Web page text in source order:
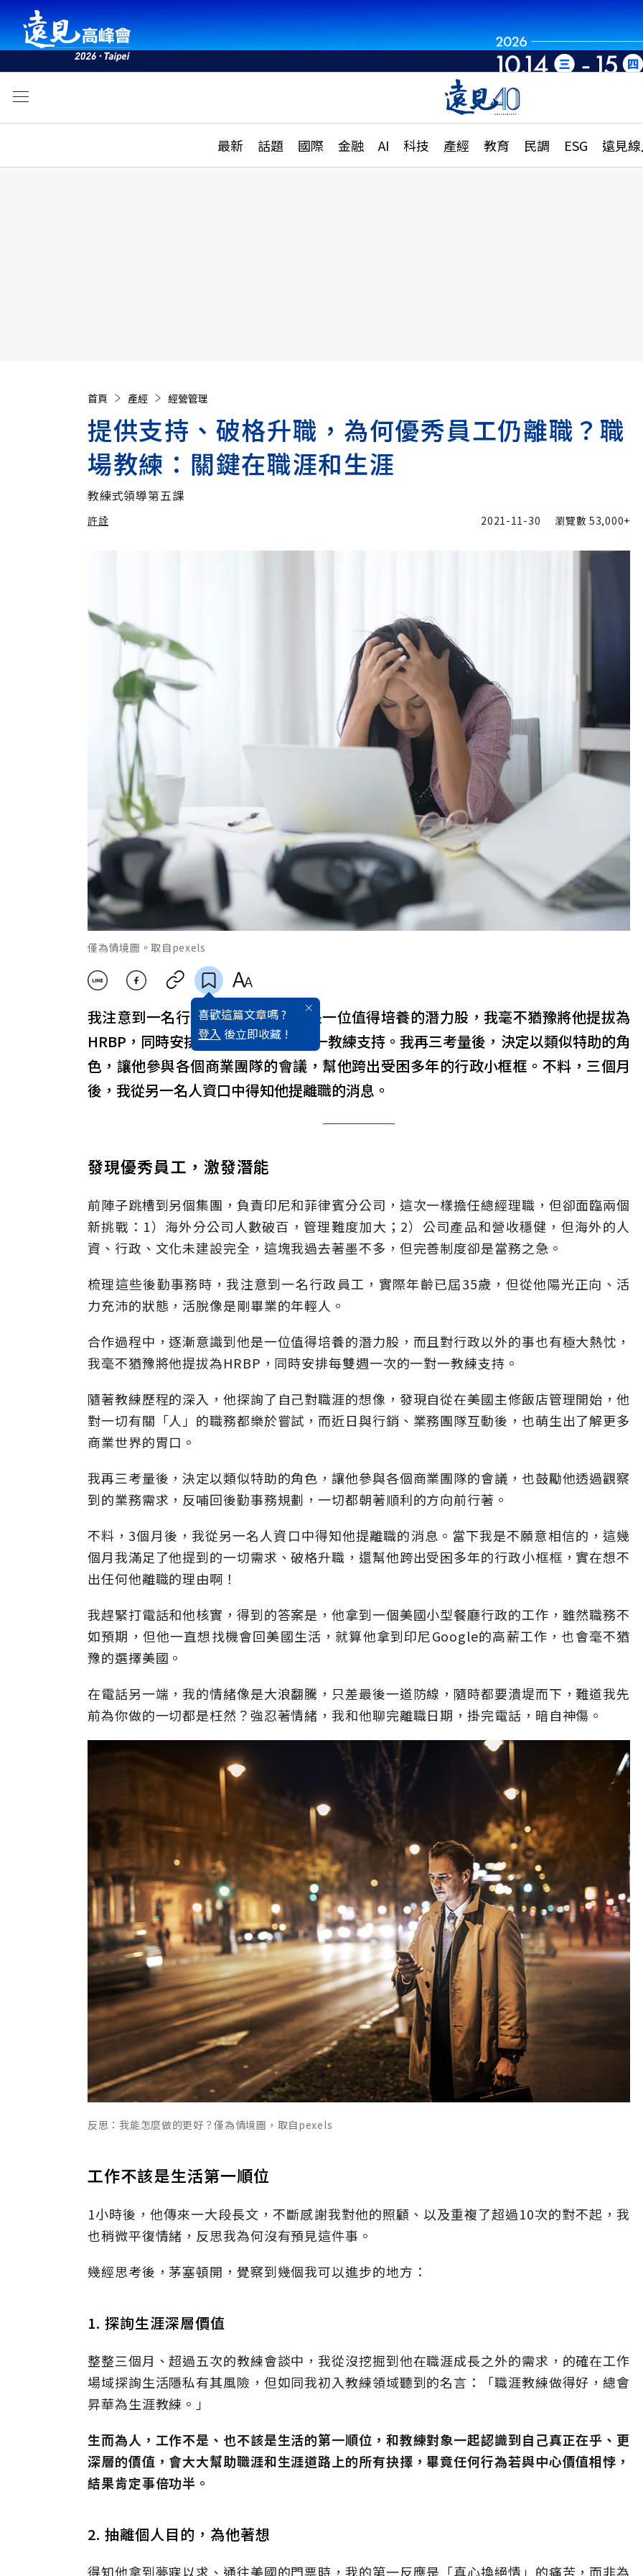
最新 話題 國際 金融 AI 科技 產經 教育 民調 ESG 遠見
活動
話題
國際
特輯
大學升學、職涯攻略
縣市施政調查全解析
首頁 產經 經營管理
提供支持、破格升職，為何優秀員工仍離職？職
場教練：關鍵在職涯和生涯
教練式領導第五課
許詮 2021-11-30 瀏覽數53,000+
僅為情境圖。取自pexels
喜歡這篇文章嗎 ?
登入 後立即收藏 !
我注意到一名行政員工，意識到他是一位值得培養的潛力股，我毫不猶豫將他提拔為
HRBP，同時安排每雙週一次的一對一教練支持。我再三考量後，決定以類似特助的角
色，讓他參與各個商業團隊的會議，幫他跨出受困多年的行政小框框。不料，三個月
後，我從另一名人資口中得知他提離職的消息。
發現優秀員工，激發潛能
前陣子跳槽到另個集團，負責印尼和菲律賓分公司，這次一樣擔任總經理職，但卻面臨兩個
新挑戰：1）海外分公司人數破百，管理難度加大；2）公司產品和營收穩健，但海外的人
資、行政、文化未建設完全，這塊我過去著墨不多，但完善制度卻是當務之急。
梳理這些後勤事務時，我注意到一名行政員工，實際年齡已屆35歲，但從他陽光正向、活
力充沛的狀態，活脫像是剛畢業的年輕人。
合作過程中，逐漸意識到他是一位值得培養的潛力股，而且對行政以外的事也有極大熱忱，
我毫不猶豫將他提拔為HRBP，同時安排每雙週一次的一對一教練支持。
隨著教練歷程的深入，他探詢了自己對職涯的想像，發現自從在美國主修飯店管理開始，他
對一切有關「人」的職務都樂於嘗試，而近日與行銷、業務團隊互動後，也萌生出了解更多
商業世界的胃口。
我再三考量後，決定以類似特助的角色，讓他參與各個商業團隊的會議，也鼓勵他透過觀察
到的業務需求，反哺回後勤事務規劃，一切都朝著順利的方向前行著。
不料，3個月後，我從另一名人資口中得知他提離職的消息。當下我是不願意相信的，這幾
個月我滿足了他提到的一切需求、破格升職，還幫他跨出受困多年的行政小框框，實在想不
出任何他離職的理由啊！
我趕緊打電話和他核實，得到的答案是，他拿到一個美國小型餐廳行政的工作，雖然職務不
如預期，但他一直想找機會回美國生活，就算他拿到印尼Google的高薪工作，也會毫不猶
豫的選擇美國。
在電話另一端，我的情緒像是大浪翻騰，只差最後一道防線，隨時都要潰堤而下，難道我先
前為你做的一切都是枉然？強忍著情緒，我和他聊完離職日期，掛完電話，暗自神傷。
反思：我能怎麼做的更好？僅為情境圖，取自pexels
工作不該是生活第一順位
1小時後，他傳來一大段長文，不斷感謝我對他的照顧、以及重複了超過10次的對不起，我
也稍微平復情緒，反思我為何沒有預見這件事。
幾經思考後，茅塞頓開，覺察到幾個我可以進步的地方：
1. 探詢生涯深層價值
整整三個月、超過五次的教練會談中，我從沒挖掘到他在職涯成長之外的需求，的確在工作
場域探詢生活隱私有其風險，但如同我初入教練領域聽到的名言：「職涯教練做得好，總會
昇華為生涯教練。」
生而為人，工作不是、也不該是生活的第一順位，和教練對象一起認識到自己真正在乎、更
深層的價值，會大大幫助職涯和生涯道路上的所有抉擇，畢竟任何行為若與中心價值相悖，
結果肯定事倍功半。
2. 抽離個人目的，為他著想
得知他拿到夢寐以求、通往美國的門票時，我的第一反應是「真心換絕情」的痛苦，而非為